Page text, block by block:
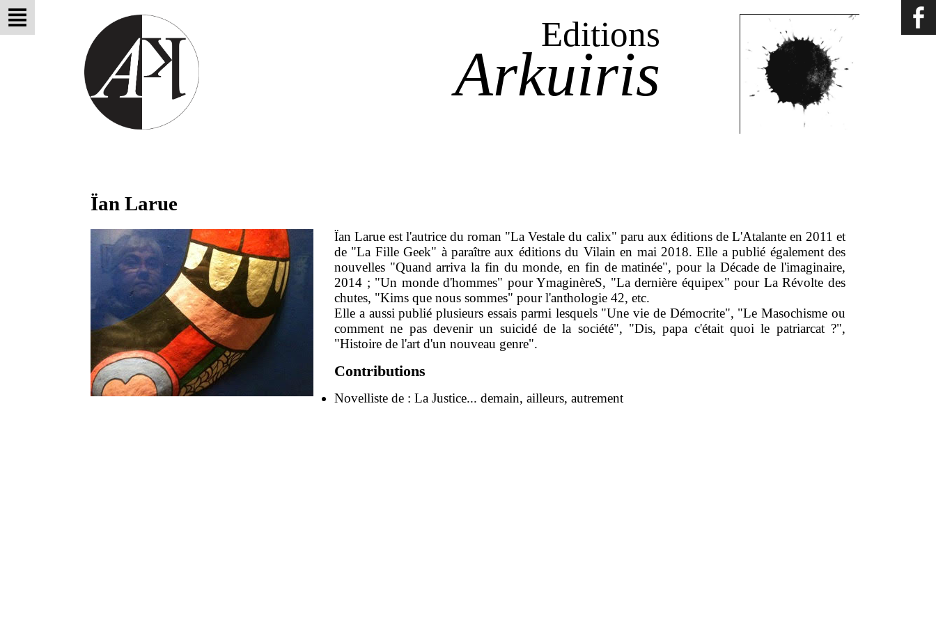
Editions
Arkuiris
Ïan Larue
Ïan Larue est l'autrice du roman "La Vestale du calix" paru aux éditions de L'Atalante en 2011 et
de "La Fille Geek" à paraître aux éditions du Vilain en mai 2018. Elle a publié également des
nouvelles "Quand arriva la fin du monde, en fin de matinée", pour la Décade de l'imaginaire,
2014 ; "Un monde d'hommes" pour YmaginèreS, "La dernière équipex" pour La Révolte des
chutes, "Kims que nous sommes" pour l'anthologie 42, etc.
Elle a aussi publié plusieurs essais parmi lesquels "Une vie de Démocrite", "Le Masochisme ou
comment ne pas devenir un suicidé de la société", "Dis, papa c'était quoi le patriarcat ?",
"Histoire de l'art d'un nouveau genre".
Contributions
Novelliste de : La Justice... demain, ailleurs, autrement